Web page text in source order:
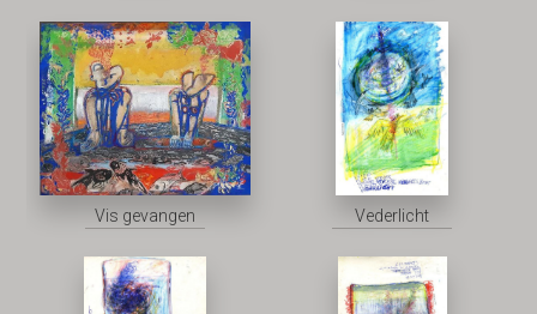
Vis gevangen Vederlicht